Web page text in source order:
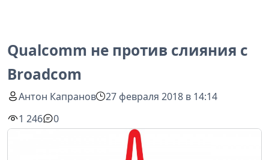
Qualcomm не против слияния с
Broadcom
Антон Капранов
27 февраля 2018 в 14:14
1 246
0